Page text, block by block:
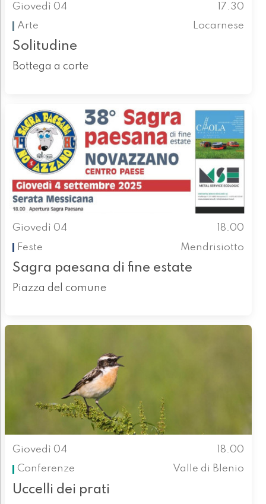
Giovedì 04
17.30
Arte
Locarnese
Solitudine
Bottega a corte
Giovedì 04
18.00
Feste
Mendrisiotto
Sagra paesana di fine estate
Piazza del comune
Giovedì 04
18.00
Conferenze
Valle di Blenio
Uccelli dei prati